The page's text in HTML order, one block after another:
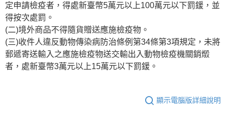
定申請檢疫者，得處新臺幣5萬元以上100萬元以下罰鍰，並
得按次處罰。
(二)境外商品不得隨貨贈送應施檢疫物。
(三)收件人違反動物傳染病防治條例第34條第3項規定，未將
郵遞寄送輸入之應施檢疫物送交輸出入動物檢疫機關銷燬
者，處新臺幣3萬元以上15萬元以下罰鍰。
顯示電腦版詳細說明